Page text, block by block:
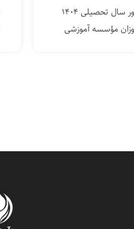
رتبه های برتر کنکور سال تحصیلی ۱۴۰۴
مؤسسه آموزشی